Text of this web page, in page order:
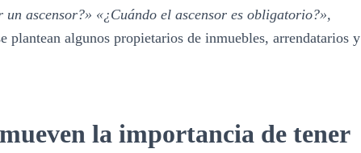
ascensor?» «¿Cuándo el ascensor es obligatorio?»,
plantean algunos propietarios de inmuebles, arrendatarios y
la importancia de tener